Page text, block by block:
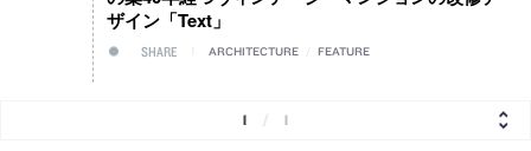
ザイン「Text」
SHARE ARCHITECTURE FEATURE
1 1